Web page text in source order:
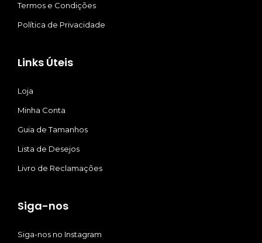
Termos e Condições
Política de Privacidade
Links Úteis
Loja
Minha Conta
Guia de Tamanhos
Lista de Desejos
Livro de Reclamações
Siga-nos
Siga-nos no Instagram